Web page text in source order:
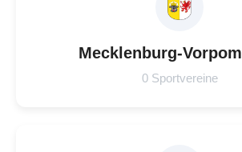
Mecklenburg-
0 Sportvereine